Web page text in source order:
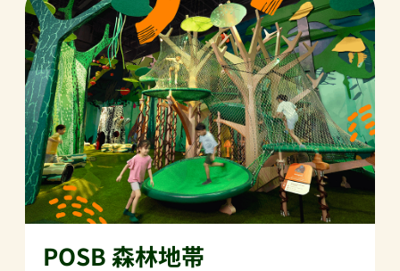
POSB 森林地帯